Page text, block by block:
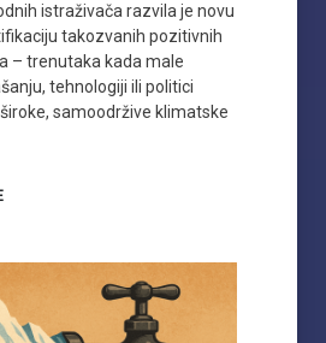
istraživača razvila je novu
takozvanih pozitivnih
– trenutaka kada male
tehnologiji ili politici
samoodržive klimatske